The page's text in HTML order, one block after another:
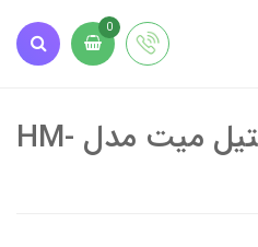
0
بلندگوی بیضی استیل میت مدل HM-